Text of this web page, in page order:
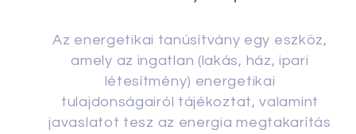
Az energetikai tanúsítvány egy eszköz,
amely az ingatlan (lakás, ház, ipari
létesítmény) energetikai
tulajdonságairól tájékoztat, valamint
javaslatot tesz az energia megtakarítás